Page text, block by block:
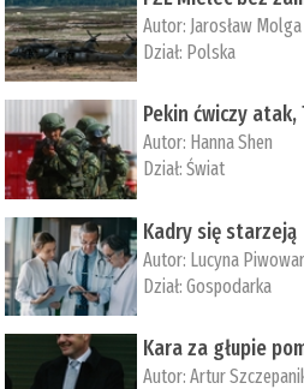
Autor: Jarosław Molga
Dział: Polska
Pekin ćwiczy
Autor: ­Hanna Shen
Dział:Świat
Kadry się starzeją
Autor: Lucyna
Dział:Gospodarka
Kara za głupie
Autor:Artur